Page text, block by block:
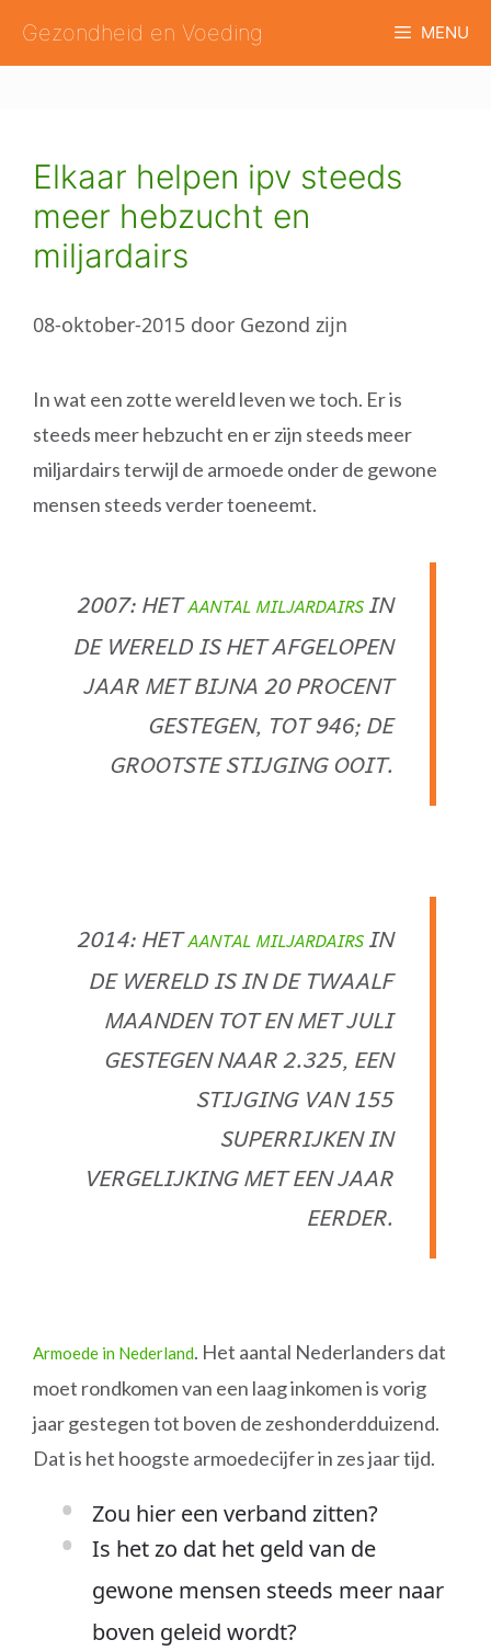
naar
de
Gezondheid en Voeding MENU
Elkaar helpen ipv steeds
meer hebzucht en
miljardairs
08-oktober-2015 door Gezond zijn
In wat een zotte wereld leven we toch. Er is
steeds meer hebzucht en er zijn steeds meer
miljardairs terwijl de armoede onder de gewone
mensen steeds verder toeneemt.
2007: HETAANTAL MILJARDAIRSIN
DE WERELD IS HET AFGELOPEN
JAAR MET BIJNA 20 PROCENT
GESTEGEN, TOT 946; DE
GROOTSTE STIJGING OOIT.
2014: HETAANTAL MILJARDAIRSIN
DE WERELD IS IN DE TWAALF
MAANDEN TOT EN MET JULI
GESTEGEN NAAR 2.325, EEN
STIJGING VAN 155
SUPERRIJKEN IN
VERGELIJKING MET EEN JAAR
EERDER.
Armoede in Nederland. Het aantal Nederlanders dat
moet rondkomen van een laag inkomen is vorig
jaar gestegen tot boven de zeshonderdduizend.
Dat is het hoogste armoedecijfer in zes jaar tijd.
Zou hier een verband zitten?
Is het zo dat het geld van de
gewone mensen steeds meer naar
boven geleid wordt?